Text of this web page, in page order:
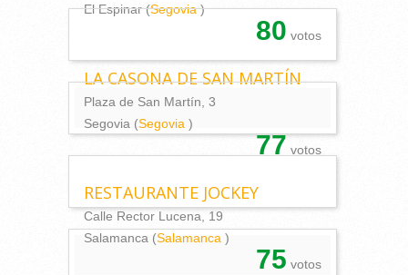
El Espinar (Segovia )
80 votos
LA CASONA DE SAN MARTÍN
Plaza de San Martín, 3
Segovia (Segovia )
77 votos
RESTAURANTE JOCKEY
Calle Rector Lucena, 19
Salamanca (Salamanca )
75 votos